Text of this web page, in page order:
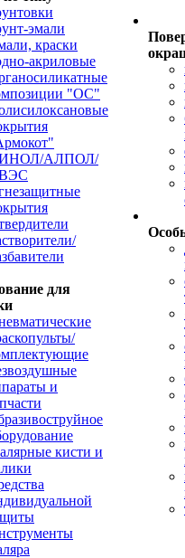
эмали
краски
акриловые
"ОС"
АЛПОЛ/
для
и
кисти и